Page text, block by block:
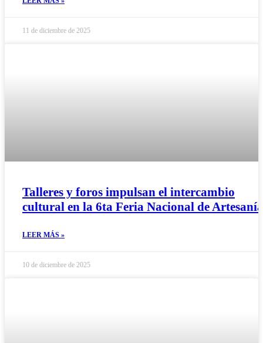
11 de diciembre de 2025
Talleres y foros impulsan el intercambio
cultural en la 6ta Feria Nacional de Artesanía
LEER MÁS »
10 de diciembre de 2025